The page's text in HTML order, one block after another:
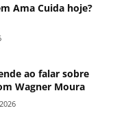
Ama Cuida hoje?
ao falar sobre
Wagner Moura